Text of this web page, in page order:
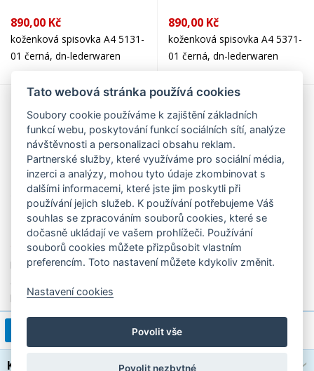
890,00 Kč
koženková spisovka A4 5131-
01 černá, dn-lederwaren
890,00 Kč
koženková spisovka A4 5371-
01 černá, dn-lederwaren
1 249,00 Kč
Koženkový pracovní kufr
atache 2625 černý, dn-
lederwaren
2 040,00 Kč
koženkový pracovní kufr
1 / 4
Kategorie
Tato webová stránka používá cookies
Soubory cookie používáme k zajištění základních
funkcí webu, poskytování funkcí sociálních sítí, analýze
návštěvnosti a personalizaci obsahu reklam.
Partnerské služby, které využíváme pro sociální média,
inzerci a analýzy, mohou tyto údaje zkombinovat s
dalšími informacemi, které jste jim poskytli při
používání jejich služeb. K používání potřebujeme Váš
souhlas se zpracováním souborů cookies, které se
dočasně ukládají ve vašem prohlížeči. Používání
souborů cookies můžete přizpůsobit vlastním
preferencím. Toto nastavení můžete kdykoliv změnit.
Nastavení cookies
Povolit vše
Povolit nezbytné